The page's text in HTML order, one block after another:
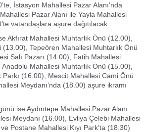
İstasyon Mahallesi Pazar Alanı’nda
Pazar Alanı ile Yayla Mahallesi
vatandaşlara aşure dağıtılacak.
Akfırat Mahallesi Muhtarlık Önü (12.00),
Tepeören Mahallesi Muhtarlık Önü
Salı Pazarı (14.00), Fatih Mahallesi
Mahallesi Muhtarlık Önü (15.00),
Parkı (16.00), Mescit Mahallesi Cami Önü
Meydanı’nda (18.00) aşure ikramı
ise Aydıntepe Mahallesi Pazar Alanı
Meydanı (16.00), Evliya Çelebi Mahallesi
Postane Mahallesi Kıyı Park’ta (18.30)